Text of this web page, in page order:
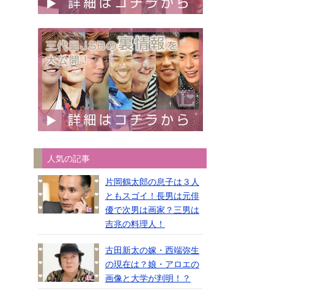
人気の記事
片岡鶴太郎の息子は３人
ともスゴイ！長男は元俳
優で次男は画家？三男は
吉兆の料理人！
古田新太の嫁・西端弥生
の現在は？娘・アロエの
画像と大学が判明！？